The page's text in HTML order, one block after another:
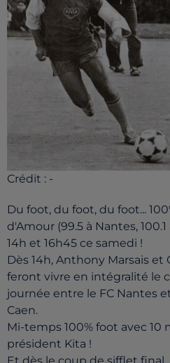
Crédit : -
Du foot, du foot, du foot...
d'Amour (99.5 à Nantes,
14h et 16h45 ce samedi !
Dès 14h, Anthony Marsais et
feront vivre en intégralité le
journée entre le FC Nantes
Caen.
Mi-temps 100% foot avec
président Kita !